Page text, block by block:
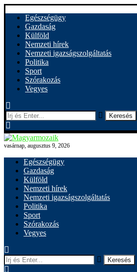
Egészségügy
Gazdaság
Külföld
Nemzeti hírek
Nemzeti igazságszolgáltatás
Politika
Sport
Szórakozás
Vegyes
Keresés
vasárnap, augusztus 9, 2026
Egészségügy
Gazdaság
Külföld
Nemzeti hírek
Nemzeti igazságszolgáltatás
Politika
Sport
Szórakozás
Vegyes
Keresés